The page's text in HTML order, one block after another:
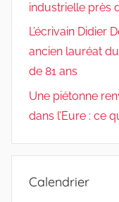
industrielle près
L’écrivain Didier
ancien lauréat
de 81 ans
Une piétonne
dans l’Eure : ce
Calendrier